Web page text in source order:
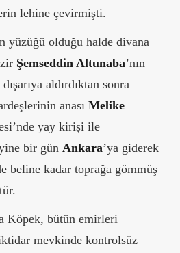
lehine çevirmişti.
yüzüğü olduğu halde divana
Şemseddin Altunaba’nın
aldırdıktan sonra
anası Melike
yay kirişi ile
bir gün Ankara’ya giderek
beline kadar toprağa gömmüş
Köpek, bütün emirleri
mevkinde kontrolsüz